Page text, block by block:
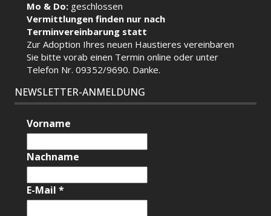
Mo & Do: geschlossen
Vermittlungen finden nur nach
Terminvereinbarung statt
Zur Adoption Ihres neuen Haustieres vereinbaren
Sie bitte vorab einen Terminonline oder unter
Telefon Nr. 09352/9690. Danke.
NEWSLETTER-ANMELDUNG
Vorname
Nachname
E-Mail*